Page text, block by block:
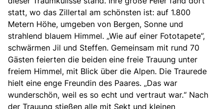
statt, wo das Zillertal am schönsten ist: auf 1.800
Metern Höhe, umgeben von Bergen, Sonne und
strahlend blauem Himmel. „Wie auf einer Fototapete”,
schwärmen Jil und Steffen. Gemeinsam mit rund 70
Gästen feierten die beiden eine freie Trauung unter
freiem Himmel, mit Blick über die Alpen. Die Traurede
hielt eine enge Freundin des Paares. „Das war
wunderschön, weil es so echt und vertraut war.“ Nach
der Trauung stießen alle mit Sekt und kleinen